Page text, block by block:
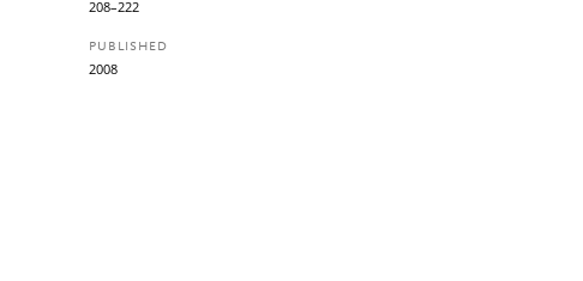
208–222
PUBLISHED
2008